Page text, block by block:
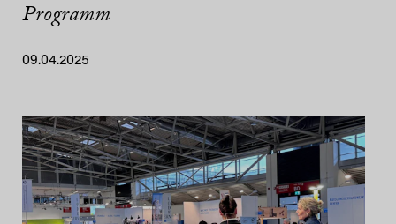
Programm
09.04.2025